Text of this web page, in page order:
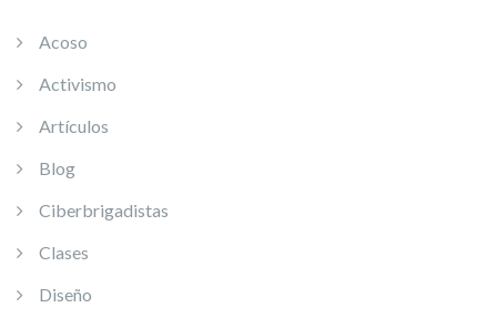
Acoso
Activismo
Artículos
Blog
Ciberbrigadistas
Clases
Diseño